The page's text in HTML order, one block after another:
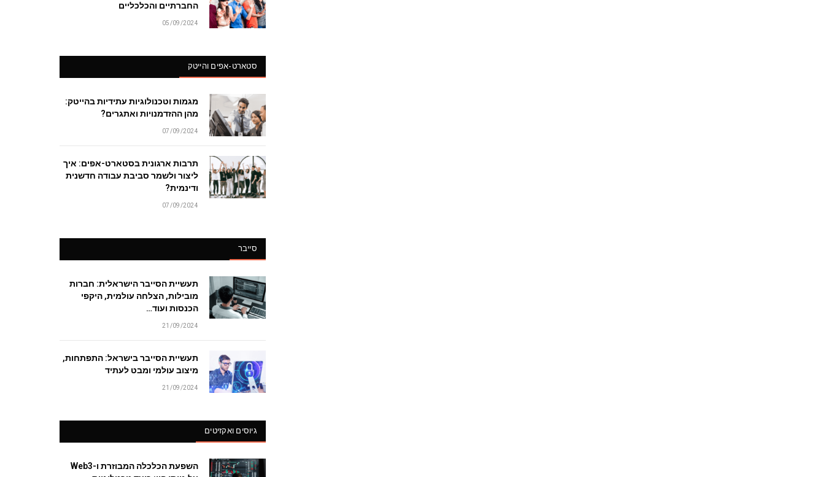
החברתיים והכלכליים
05/09/2024
סטארט-אפים והייטק
מגמות וטכנולוגיות עתידיות בהייטק:
מהן ההזדמנויות ואתגרים?
07/09/2024
תרבות ארגונית בסטארט-אפים: איך
ליצור ולשמר סביבת עבודה חדשנית
ודינמית?
07/09/2024
סייבר
תעשיית הסייבר הישראלית: חברות
מובילות, הצלחה עולמית, היקפי
הכנסות ועוד…
21/09/2024
תעשיית הסייבר בישראל: התפתחות,
מיצוב עולמי ומבט לעתיד
21/09/2024
גיוסים ואקזיטים
השפעת הכלכלה המבוזרת ו-Web3